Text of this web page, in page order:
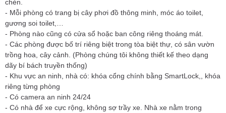
chén.
- Mỗi phòng có trang bị cây phơi đồ thông minh, móc áo toilet,
gương soi toilet,…
- Phòng nào cũng có cửa sổ hoặc ban công riêng thoáng mát.
- Các phòng được bố trí riêng biệt trong tòa biệt thự, có sân vườn
trồng hoa, cây cảnh. (Phòng chúng tôi không thiết kế theo dạng
dãy bí bách truyền thống)
- Khu vực an ninh, nhà có: khóa cổng chính bằng SmartLock,, khóa
riêng từng phòng
- Có camera an ninh 24/24
- Có nhà để xe cực rộng, không sợ trầy xe. Nhà xe nằm trong